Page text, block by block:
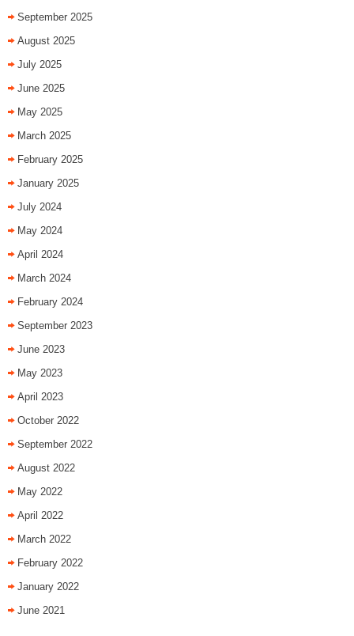
September 2025
August 2025
July 2025
June 2025
May 2025
March 2025
February 2025
January 2025
July 2024
May 2024
April 2024
March 2024
February 2024
September 2023
June 2023
May 2023
April 2023
October 2022
September 2022
August 2022
May 2022
April 2022
March 2022
February 2022
January 2022
June 2021